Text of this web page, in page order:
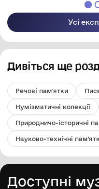
Усі
Дивіться ще
Речові пам'ятки
Нумізматичні колекції
Природничо-історичні
Науково-технічні
Доступні